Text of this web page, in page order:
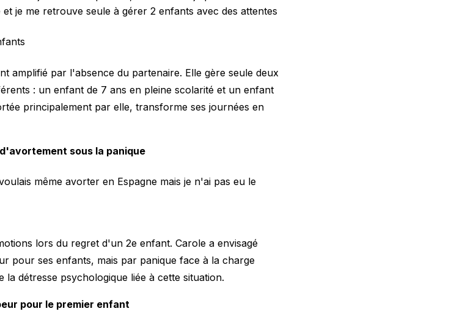
je me retrouve seule à gérer 2 enfants avec des attentes
amplifié par l'absence du partenaire. Elle gère seule deux
: un enfant de 7 ans en pleine scolarité et un enfant
principalement par elle, transforme ses journées en
sous la panique
même avorter en Espagne mais je n'ai pas eu le
lors du regret d'un 2e enfant. Carole a envisagé
pour ses enfants, mais par panique face à la charge
la détresse psychologique liée à cette situation.
pour le premier enfant